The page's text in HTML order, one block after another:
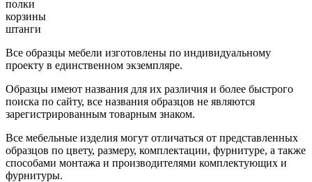
полки
корзины
штанги
Все образцы мебели изготовлены по индивидуальному
проекту в единственном экземпляре.
Образцы имеют названия для их различия и более быстрого
поиска по сайту, все названия образцов не являются
зарегистрированным товарным знаком.
Все мебельные изделия могут отличаться от представленных
образцов по цвету, размеру, комплектации, фурнитуре, а также
способами монтажа и производителями комплектующих и
фурнитуры.